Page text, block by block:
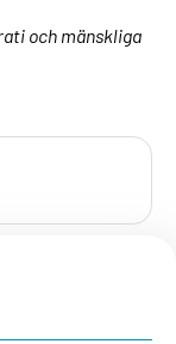
och mänskliga